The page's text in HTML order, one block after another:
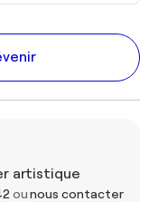
artistique
ounous contacter